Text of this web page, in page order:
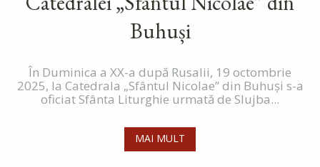
Buhuși
În Duminica a XX-a după Rusalii, 19 octombrie
2025, la Catedrala „Sfântul Nicolae” din Buhuși s-a
oficiat Sfânta Liturghie urmată de Slujba...
MAI MULT